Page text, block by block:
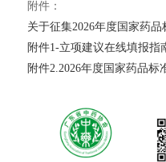
附件：
关于征集2026年度国家药
附件1-立项建议在线填报指
附件2.2026年度国家药品